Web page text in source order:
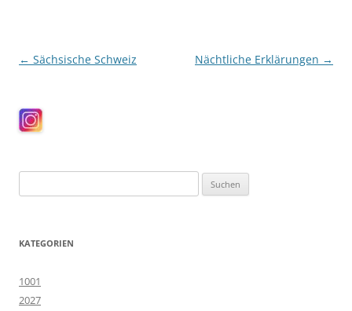
Beitragsnavigation
← Sächsische Schweiz Nächtliche Erklärungen →
nach:
KATEGORIEN
1001
2027